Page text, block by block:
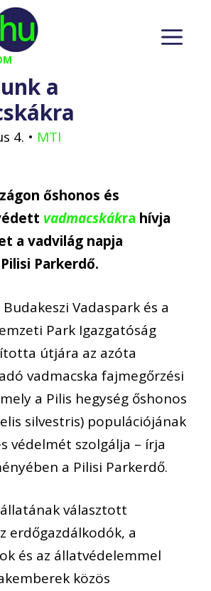
a
4. • MTI
őshonos és
vadmacskákra hívja
a vadvilág napja
Parkerdő.
Vadaspark és a
Park Igazgatóság
útjára az azóta
vadmacska fajmegőrzési
a Pilis hegység őshonos
silvestris) populációjának
védelmét szolgálja – írja
a Pilisi Parkerdő.
választott
erdőgazdálkodók, a
és az állatvédelemmel
közös